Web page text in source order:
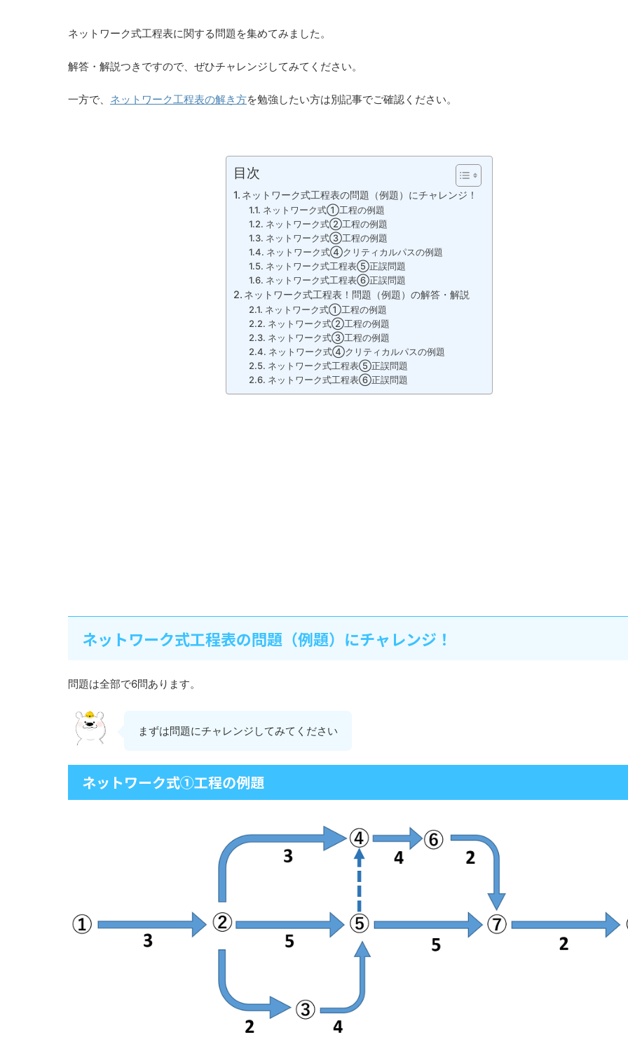
ネットワーク式工程表に関する問題を集めてみました。
解答・解説つきですので、ぜひチャレンジしてみてください。
一方で、 ネットワーク工程表の解き方を勉強したい方は別記事でご確認ください。
目次
ネットワーク式工程表の問題（例題）にチャレンジ！
ネットワーク式①工程の例題
ネットワーク式②工程の例題
ネットワーク式③工程の例題
ネットワーク式④クリティカルパスの例題
ネットワーク式工程表⑤正誤問題
ネットワーク式工程表⑥正誤問題
ネットワーク式工程表！問題（例題）の解答・解説
ネットワーク式①工程の例題
ネットワーク式②工程の例題
ネットワーク式③工程の例題
ネットワーク式④クリティカルパスの例題
ネットワーク式工程表⑤正誤問題
ネットワーク式工程表⑥正誤問題
ネットワーク式工程表の問題（例題）にチャレンジ！
問題は全部で6問あります。
まずは問題にチャレンジしてみてください
ネットワーク式①工程の例題